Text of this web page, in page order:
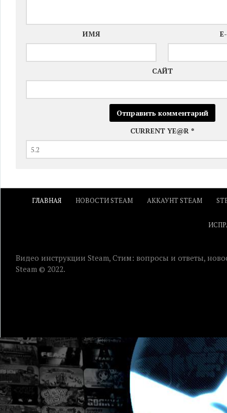
ИМЯ
САЙТ
CURRENT YE@R *
ГЛАВНАЯ НОВОСТИ STEAM АККАУНТ STEAM
Видео инструкции Steam, Стим: вопросы и ответы,
Steam © 2022.